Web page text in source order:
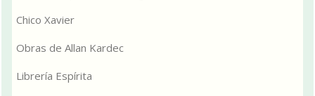
Chico Xavier
Obras de Allan Kardec
Librería Espírita